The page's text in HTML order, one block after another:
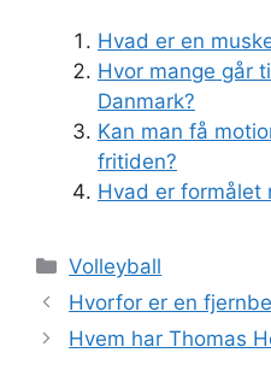
Hvad er en
Hvor mange går
Danmark?
Kan man få
fritiden?
Hvad er formålet
Kategorier
Volleyball
Hvorfor er en
Hvem har Thomas